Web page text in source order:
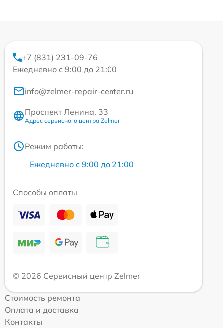
+7 (831) 231-09-76
Ежедневно с 9:00 до 21:00
info@zelmer-repair-center.ru
Проспект Ленина, 33
Адрес сервисного центра Zelmer
Режим работы:
Ежедневно с 9:00 до 21:00
Способы оплаты
© 2026 Сервисный центр Zelmer
Стоимость ремонта
Оплата и доставка
Контакты